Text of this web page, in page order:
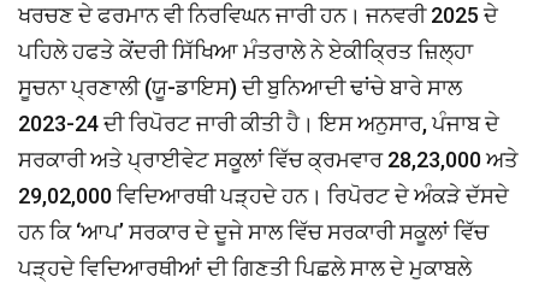
ਖਰਚਣ ਦੇ ਫਰਮਾਨ ਵੀ ਨਿਰਵਿਘਨ ਜਾਰੀ ਹਨ। ਜਨਵਰੀ 2025 ਦੇ
ਪਹਿਲੇ ਹਫਤੇ ਕੇਂਦਰੀ ਸਿੱਖਿਆ ਮੰਤਰਾਲੇ ਨੇ ਏਕੀਕ੍ਰਿਤ ਜ਼ਿਲ੍ਹਾ
ਸੂਚਨਾ ਪ੍ਰਣਾਲੀ (ਯੂ-ਡਾਇਸ) ਦੀ ਬੁਨਿਆਦੀ ਢਾਂਚੇ ਬਾਰੇ ਸਾਲ
2023-24 ਦੀ ਰਿਪੋਰਟ ਜਾਰੀ ਕੀਤੀ ਹੈ। ਇਸ ਅਨੁਸਾਰ, ਪੰਜਾਬ ਦੇ
ਸਰਕਾਰੀ ਅਤੇ ਪ੍ਰਾਈਵੇਟ ਸਕੂਲਾਂ ਵਿੱਚ ਕ੍ਰਮਵਾਰ 28,23,000 ਅਤੇ
29,02,000 ਵਿਦਿਆਰਥੀ ਪੜ੍ਹਦੇ ਹਨ। ਰਿਪੋਰਟ ਦੇ ਅੰਕੜੇ ਦੱਸਦੇ
ਹਨ ਕਿ ‘ਆਪ’ ਸਰਕਾਰ ਦੇ ਦੂਜੇ ਸਾਲ ਵਿੱਚ ਸਰਕਾਰੀ ਸਕੂਲਾਂ ਵਿੱਚ
ਪੜ੍ਹਦੇ ਵਿਦਿਆਰਥੀਆਂ ਦੀ ਗਿਣਤੀ ਪਿਛਲੇ ਸਾਲ ਦੇ ਮੁਕਾਬਲੇ